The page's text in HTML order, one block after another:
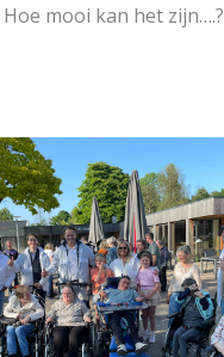
mooi kan het zijn….?